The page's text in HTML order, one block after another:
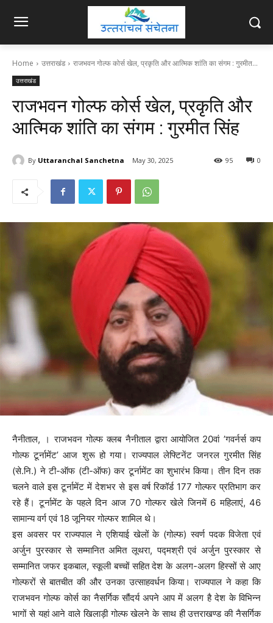
Home उत्तराखंड राजभवन गोल्फ कोर्स खेल, प्रकृति और आत्मिक शांति का संगम : गुरमीत...
उत्तराखंड
राजभवन गोल्फ कोर्स खेल, प्रकृति और
आत्मिक शांति का संगम : गुरमीत सिंह
By Uttaranchal Sanchetna May 30, 2025 0
95
नैनीताल, । राजभवन गोल्फ क्लब नैनीताल द्वारा आयोजित 20वां ’गवर्नर्स कप
गोल्फ टूर्नामेंट’ आज शुरू हो गया। राज्यपाल लेफ्टिनेंट जनरल गुरमीत सिंह
(से.नि.) ने टी-ऑफ (टी-ऑफ) कर टूर्नामेंट का शुभारंभ किया। तीन दिन तक
चलने वाले इस टूर्नामेंट में देशभर से इस वर्ष रिकॉर्ड 177 गोल्फर प्रतिभाग कर
रहे हैं। टूर्नामेंट के पहले दिन आज 70 गोल्फर खेले जिनमें 6 महिलाएं, 46
सामान्य वर्ग एवं 18 जूनियर गोल्फर शामिल थे।
इस अवसर पर राज्यपाल ने एशियाई खेलों के (गोल्फ) स्वर्ण पदक विजेता एवं
अर्जुन पुरस्कार से सम्मानित अमित लूथरा, पद्मश्री एवं अर्जुन पुरस्कार से
सम्मानित जफर इकबाल, स्कूली बच्चों सहित देश के अलग-अलग हिस्सों से आए
गोल्फरों से बातचीत की और उनका उत्साहवर्धन किया। राज्यपाल ने कहा कि
राजभवन गोल्फ कोर्स का नैसर्गिक सौंदर्य अपने आप में अलग है देश के विभिन्न
भागों से यहां आने वाले खिलाड़ी गोल्फ खेलने के साथ ही उत्तराखण्ड की नैसर्गिक